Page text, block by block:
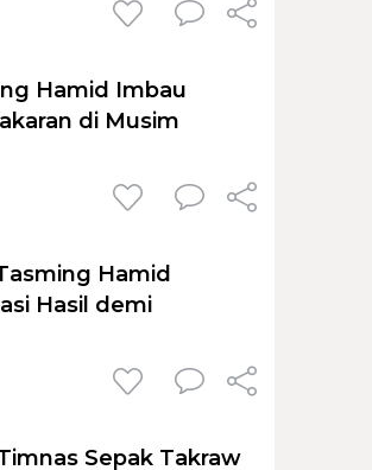
Hamid Imbau
di Musim
Hamid
Hasil demi
Sepak Takraw